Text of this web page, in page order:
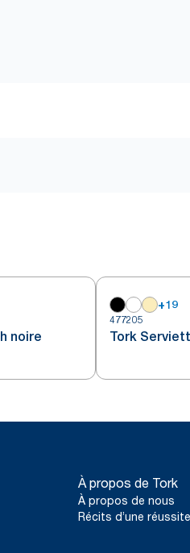
noire
+19
477205
Tork
À propos de Tork
À propos de nous
Récits d’une réussite